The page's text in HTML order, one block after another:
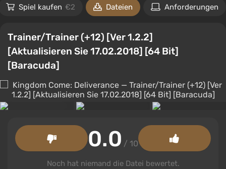
Spiel kaufen €2 Dateien Anforderungen
Trainer/Trainer (+12) [Ver 1.2.2]
[Aktualisieren Sie 17.02.2018] [64 Bit]
[Baracuda]
0.0 / 10
Noch hat niemand die Datei bewertet.